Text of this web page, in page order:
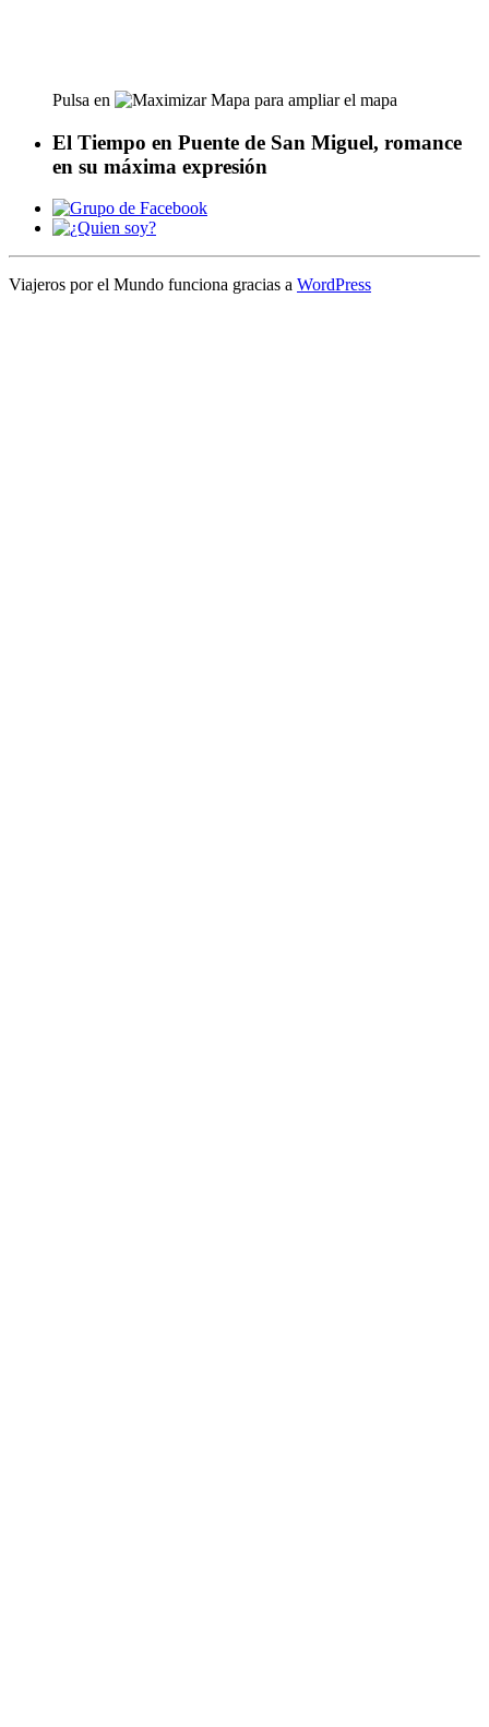
Pulsa en para ampliar el mapa
El Tiempo en Puente de San Miguel, romance
en su máxima expresión
Viajeros por el Mundo funciona gracias a WordPress